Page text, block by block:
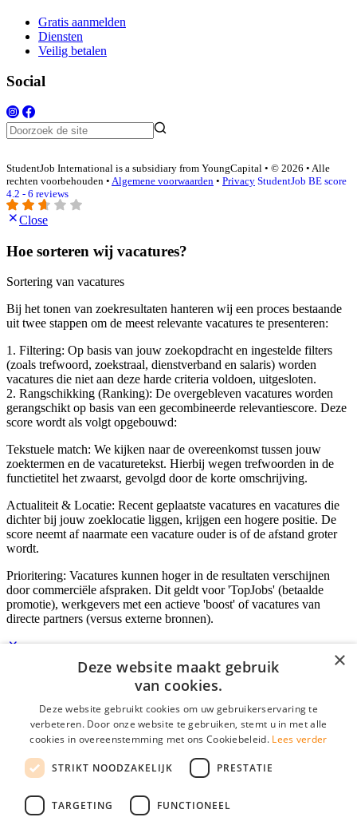
Gratis aanmelden
Diensten
Veilig betalen
Social
StudentJob International is a subsidiary from YoungCapital • © 2026 • Alle
rechten voorbehouden • Algemene voorwaarden • Privacy StudentJob BE score
4.2 - 6 reviews
Close
Hoe sorteren wij vacatures?
Sortering van vacatures
Bij het tonen van zoekresultaten hanteren wij een proces bestaande
uit twee stappen om de meest relevante vacatures te presenteren:
1. Filtering: Op basis van jouw zoekopdracht en ingestelde filters
(zoals trefwoord, zoekstraal, dienstverband en salaris) worden
vacatures die niet aan deze harde criteria voldoen, uitgesloten.
2. Rangschikking (Ranking): De overgebleven vacatures worden
gerangschikt op basis van een gecombineerde relevantiescore. Deze
score wordt als volgt opgebouwd:
Tekstuele match: We kijken naar de overeenkomst tussen jouw
zoektermen en de vacaturetekst. Hierbij wegen trefwoorden in de
functietitel het zwaarst, gevolgd door de korte omschrijving.
Actualiteit & Locatie: Recent geplaatste vacatures en vacatures die
dichter bij jouw zoeklocatie liggen, krijgen een hogere positie. De
score neemt af naarmate een vacature ouder is of de afstand groter
wordt.
Prioritering: Vacatures kunnen hoger in de resultaten verschijnen
door commerciële afspraken. Dit geldt voor 'TopJobs' (betaalde
promotie), werkgevers met een actieve 'boost' of vacatures van
directe partners (versus externe bronnen).
E-mail*
Wachtwoord
login gegevens onthouden
login
×
Deze website maakt gebruik
van cookies.
Deze website gebruikt cookies om uw gebruikerservaring te
verbeteren. Door onze website te gebruiken, stemt u in met alle
cookies in overeenstemming met ons Cookiebeleid. Lees verder
STRIKT NOODZAKELIJK PRESTATIE
TARGETING FUNCTIONEEL